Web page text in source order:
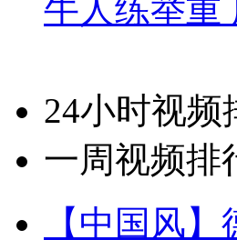
牛人练举重
24小时视频
一周视频排
【中国风